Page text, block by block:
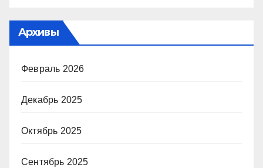
Архивы
Февраль 2026
Декабрь 2025
Октябрь 2025
Сентябрь 2025